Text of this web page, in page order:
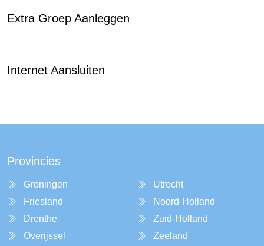
Extra Groep Aanleggen
Internet Aansluiten
Provincies
Groningen
Friesland
Drenthe
Overijssel
Utrecht
Noord-Holland
Zuid-Holland
Zeeland